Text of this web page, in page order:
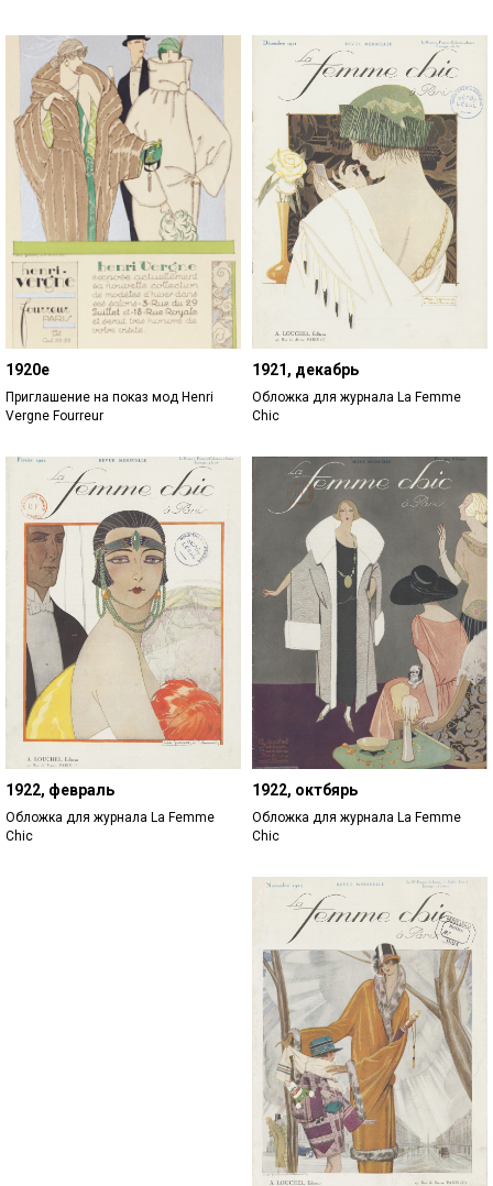
1920е
Приглашение на показ мод Henri
Vergne Fourreur
1921, декабрь
Обложка для журнала La Femme
Chic
1922, февраль
Обложка для журнала La Femme
Chic
1922, октбярь
Обложка для журнала La Femme
Chic